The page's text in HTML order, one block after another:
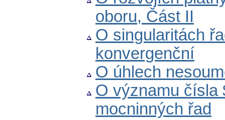
oboru, Část II
O singularitách
konvergenční
O úhlech
O významu čísla
mocninných řad